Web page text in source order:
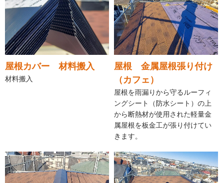
屋根カバー 材料搬入
材料搬入
屋根 金属屋根張り付け
（カフェ）
屋根を雨漏りから守るルーフィ
ングシート（防水シート）の上
から断熱材が使用された軽量金
属屋根を板金工が張り付けてい
きます。